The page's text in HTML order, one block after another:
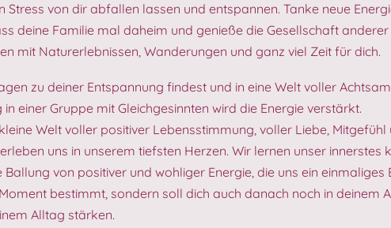
Stress von dir abfallen lassen und entspannen. Tanke neue
deine Familie mal daheim und genieße die Gesellschaft
mit Naturerlebnissen, Wanderungen und ganz viel Zeit für dich.
zu deiner Entspannung findest und in eine Welt voller
einer Gruppe mit Gleichgesinnten wird die Energie verstärkt.
Welt voller positiver Lebensstimmung, voller Liebe, Mitgefühl
uns in unserem tiefsten Herzen. Wir lernen unser
von positiver und wohliger Energie, die uns ein einmaliges
bestimmt, sondern soll dich auch danach noch in
Alltag stärken.